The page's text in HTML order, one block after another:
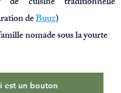
deBuuz)
nomade sous la yourte
est un bouton